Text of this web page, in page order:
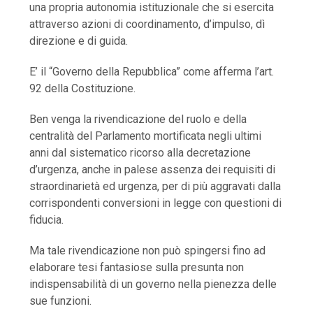
una propria autonomia istituzionale che si esercita
attraverso azioni di coordinamento, d’impulso, dì
direzione e di guida.
E’ il “Governo della Repubblica” come afferma l’art.
92 della Costituzione.
Ben venga la rivendicazione del ruolo e della
centralità del Parlamento mortificata negli ultimi
anni dal sistematico ricorso alla decretazione
d’urgenza, anche in palese assenza dei requisiti di
straordinarietà ed urgenza, per di più aggravati dalla
corrispondenti conversioni in legge con questioni di
fiducia.
Ma tale rivendicazione non può spingersi fino ad
elaborare tesi fantasiose sulla presunta non
indispensabilità di un governo nella pienezza delle
sue funzioni.